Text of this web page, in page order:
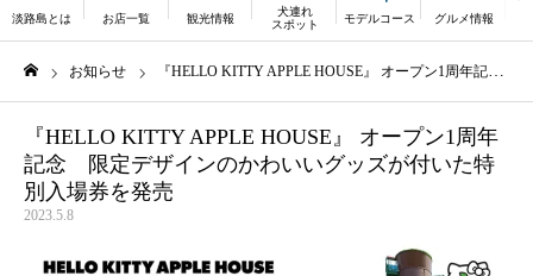
淡路島とは お店一覧 観光情報
犬連れ
スポット
モデルコース グルメ情報
お知らせ 『HELLO KITTY APPLE HOUSE』 オープン1周年記念 限定デザインのかわいいグッズが付いた特別入場券を発売
『HELLO KITTY APPLE HOUSE』 オープン1周年
記念 限定デザインのかわいいグッズが付いた特
別入場券を発売
2023.5.8